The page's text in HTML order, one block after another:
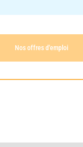
Nos offres d'emploi